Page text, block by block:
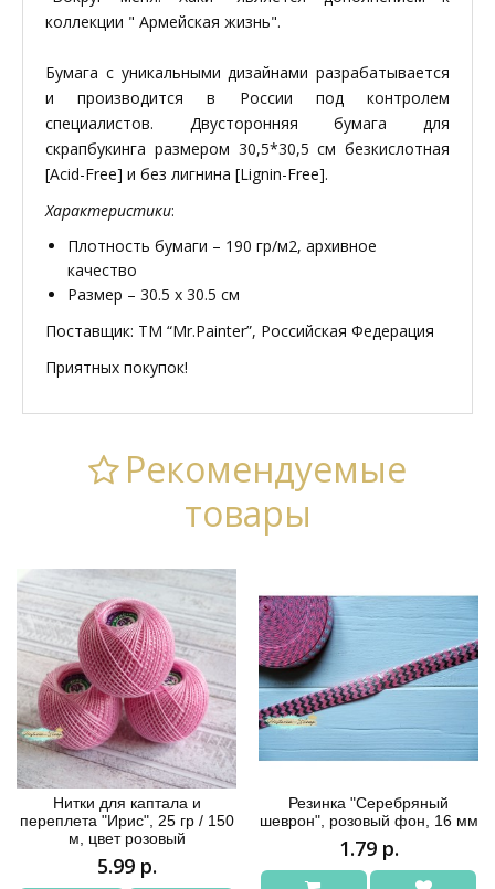
коллекции " Армейская жизнь".
Бумага с уникальными дизайнами разрабатывается
и производится в России под контролем
специалистов. Двусторонняя бумага для
скрапбукинга размером 30,5*30,5 см безкислотная
[Acid-Free] и без лигнина [Lignin-Free].
Характеристики:
Плотность бумаги – 190 гр/м2, архивное
качество
Размер – 30.5 х 30.5 см
Поставщик: ТМ “Mr.Painter”, Российская Федерация
Приятных покупок!
Рекомендуемые
товары
Нитки для каптала и
переплета "Ирис", 25 гр / 150
м, цвет розовый
5.99 р.
Резинка "Серебряный
шеврон", розовый фон, 16 мм
1.79 р.